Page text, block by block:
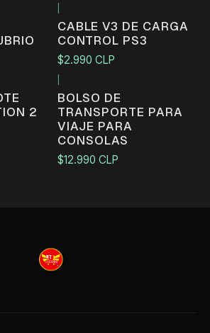
CABLE V3 DE CARGA
CONTROL PS3
$2.990 CLP
2
BOLSO DE
TRANSPORTE PARA
VIAJE PARA
CONSOLAS
$12.990 CLP